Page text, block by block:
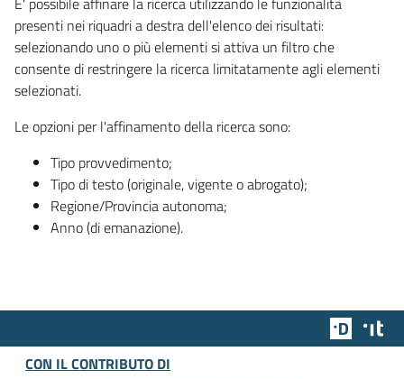
presenti nei riquadri a destra dell'elenco dei risultati:
selezionando uno o più elementi si attiva un filtro che
consente di restringere la ricerca limitatamente agli elementi
selezionati.
Le opzioni per l'affinamento della ricerca sono:
Tipo provvedimento;
Tipo di testo (originale, vigente o abrogato);
Regione/Provincia autonoma;
Anno (di emanazione).
Team
CON IL CONTRIBUTO DI